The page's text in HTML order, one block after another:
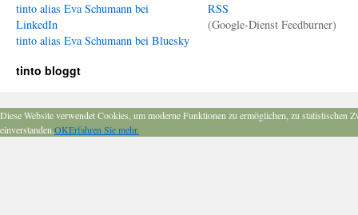
tinto alias Eva Schumann bei
LinkedIn
tinto alias Eva Schumann bei Bluesky
RSS
(Google-Dienst Feedburner)
tinto bloggt
Diese Website verwendet Cookies, um moderne Funktionen zu ermöglichen, zu
einverstanden.OKErfahren Sie mehr.